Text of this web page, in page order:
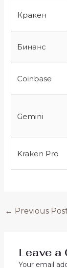
Кракен
Бинанс
Coinbase
Gemini
Kraken Pro
← Previous
Leave a
Your email